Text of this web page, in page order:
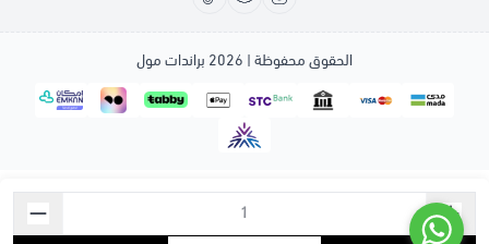
الحقوق محفوظة | 2026 براندات مول